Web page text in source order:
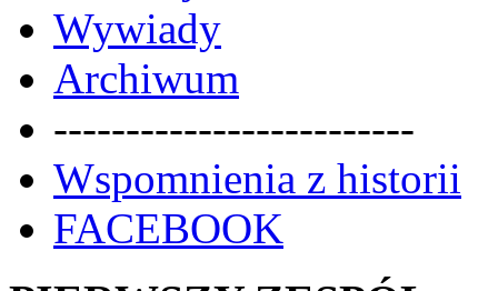
Wywiady
Archiwum
-------------------------
Wspomnienia z historii
FACEBOOK